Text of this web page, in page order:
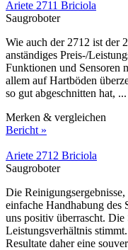
Ariete 2711 Briciola
Saugroboter
Wie auch der 2712 ist der
anständiges Preis-/
Funktionen und Sensoren
allem auf Hartböden
so gut abgeschnitten hat, ...
Merken & vergleichen
Bericht »
Ariete 2712 Briciola
Saugroboter
Die
einfache Handhabung des
uns positiv überrascht. Die
Leistungsverhältnis
Resultate daher eine